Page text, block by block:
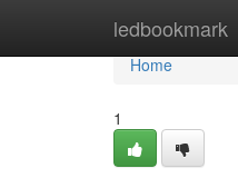
ledbookmark
Home
Home
1